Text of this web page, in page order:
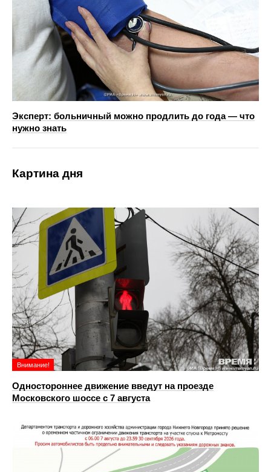
Эксперт: больничный можно продлить до года — что
нужно знать
Картина дня
Внимание!
Одностороннее движение введут на проезде
Московского шоссе с 7 августа